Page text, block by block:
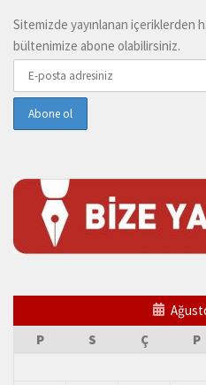
Sitemizde yayınlanan içeriklerden
bültenimize abone olabilirsiniz.
P
S Ç P